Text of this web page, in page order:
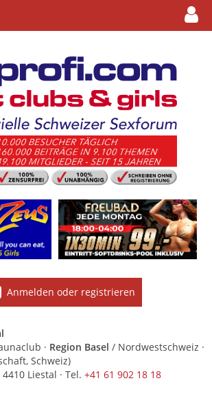
Anmelden oder registrieren
· Region Basel / Nordwestschweiz ·
Schweiz)
Liestal · Tel. +41 61 902 18 18